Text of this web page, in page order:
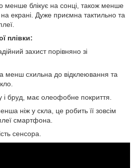
менше блікує на сонці, також менше
на екрані. Дуже приємна тактильно та
плівки:
захист порівняно зі
менш схильна до відклеювання та
і бруд, має олеофобне покриття.
ніж у скла, це робить її зовсім
смартфона.
сенсора.